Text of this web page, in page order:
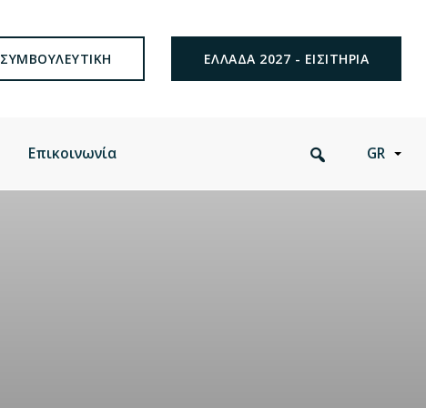
ΣΥΜΒΟΥΛΕΥΤΙΚΗ ΕΛΛΑΔΑ 2027 - ΕΙΣΙΤΗΡΙΑ
Επικοινωνία GR
Search
this